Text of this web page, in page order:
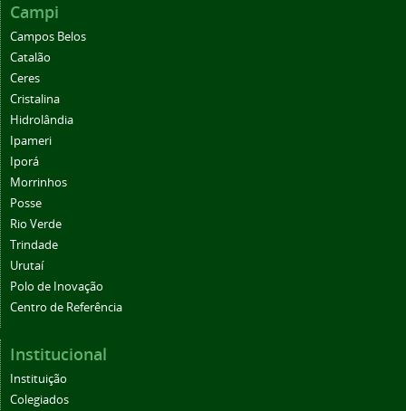
Campi
Campos Belos
Catalão
Ceres
Cristalina
Hidrolândia
Ipameri
Iporá
Morrinhos
Posse
Rio Verde
Trindade
Urutaí
Polo de Inovação
Centro de Referência
Institucional
Instituição
Colegiados